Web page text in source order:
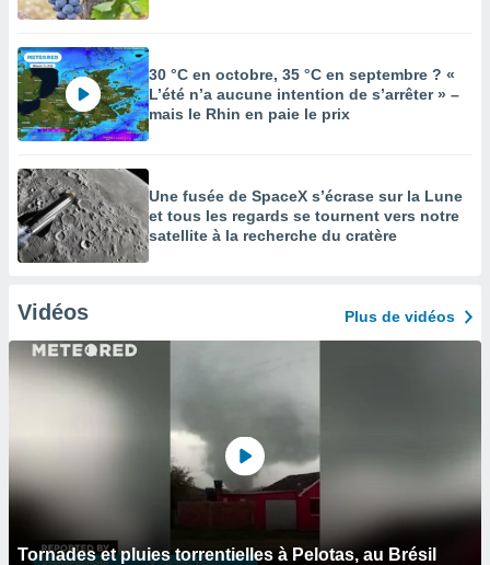
30 °C en octobre, 35 °C en septembre ? «
L’été n’a aucune intention de s’arrêter » –
mais le Rhin en paie le prix
Une fusée de SpaceX s’écrase sur la Lune
et tous les regards se tournent vers notre
satellite à la recherche du cratère
Vidéos Plus de vidéos
Tornades et pluies torrentielles à Pelotas, au Brésil